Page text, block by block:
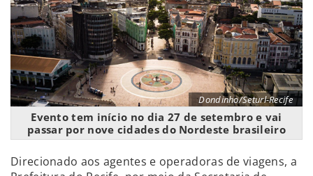
Dondinho/Seturl-Recife
Evento tem início no dia 27 de setembro e vai
passar por nove cidades do Nordeste brasileiro
Direcionado aos agentes e operadoras de viagens, a